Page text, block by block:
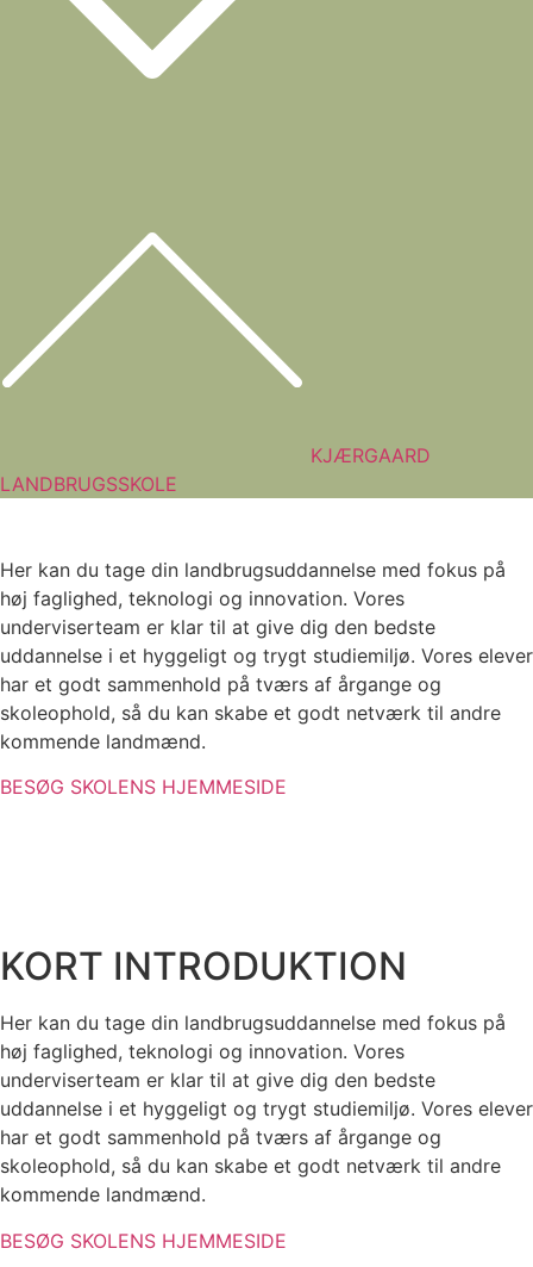
KJÆRGAARD
LANDBRUGSSKOLE
Her kan du tage din landbrugsuddannelse med fokus på
høj faglighed, teknologi og innovation. Vores
underviserteam er klar til at give dig den bedste
uddannelse i et hyggeligt og trygt studiemiljø. Vores elever
har et godt sammenhold på tværs af årgange og
skoleophold, så du kan skabe et godt netværk til andre
kommende landmænd.
BESØG SKOLENS HJEMMESIDE
KORT INTRODUKTION
Her kan du tage din landbrugsuddannelse med fokus på
høj faglighed, teknologi og innovation. Vores
underviserteam er klar til at give dig den bedste
uddannelse i et hyggeligt og trygt studiemiljø. Vores elever
har et godt sammenhold på tværs af årgange og
skoleophold, så du kan skabe et godt netværk til andre
kommende landmænd.
BESØG SKOLENS HJEMMESIDE